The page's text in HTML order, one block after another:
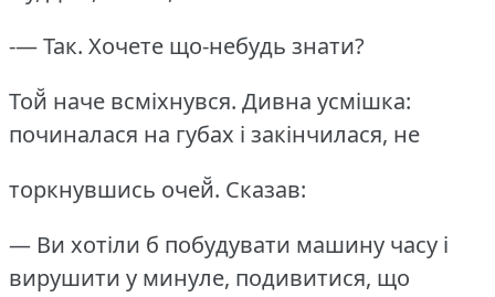
-— Так. Хочете що-небудь знати?
Той̆ наче всміхнувся. Дивна усмішка:
починалася на губах і закінчилася, не
торкнувшись очей̆. Сказав:
— Ви хотіли б побудувати машину часу і
вирушити у минуле, подивитися, що